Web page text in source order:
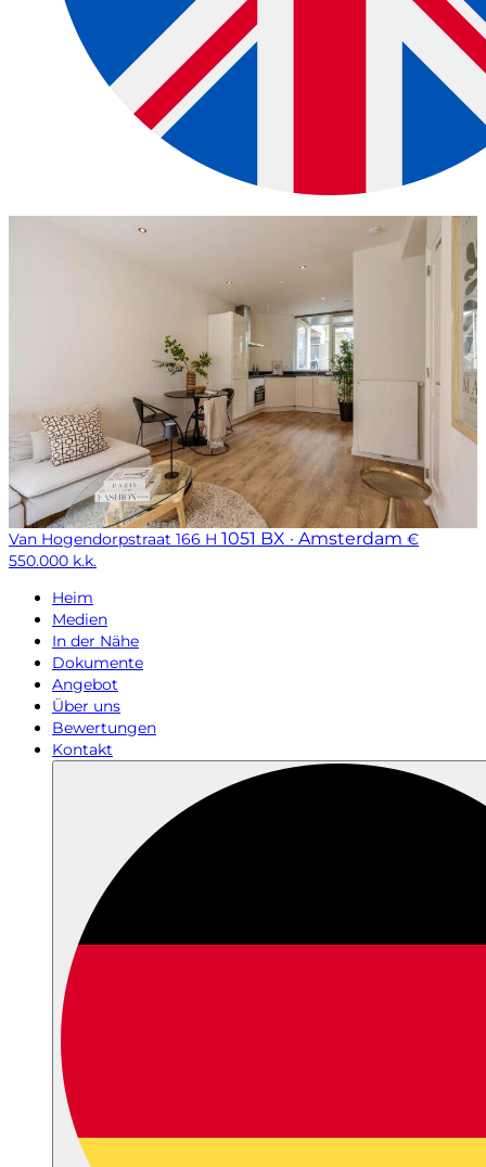
Van Hogendorpstraat 166 H 1051 BX · Amsterdam €
550.000 k.k.
Heim
Medien
In der Nähe
Dokumente
Angebot
Über uns
Bewertungen
Kontakt